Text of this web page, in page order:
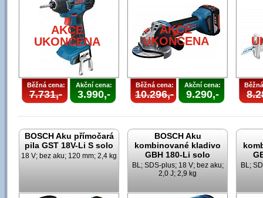
AKCE
UKONČENA
Běžná cena:
7.731,-
Akční cena:
3.990,-
AKCE
UKONČENA
Běžná cena:
10.296,-
Akční cena:
9.290,-
BOSCH Aku přímočará
pila GST 18V-Li S solo
18 V; bez aku; 120 mm; 2,4 kg
BOSCH Aku
kombinované kladivo
GBH 180-Li solo
BL; SDS-plus; 18 V; bez aku;
2,0 J; 2,9 kg
BL;